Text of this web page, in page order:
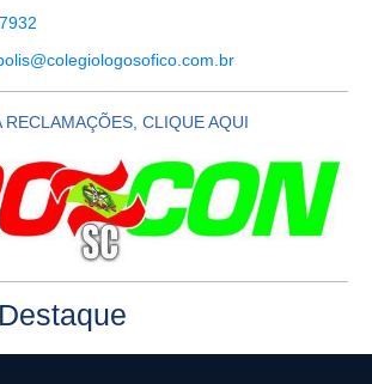
RECLAMAÇÕES, CLIQUE AQUI